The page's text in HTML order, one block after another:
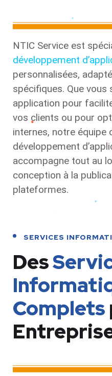
NTIC Service est
développement
personnalisées,
spécifiques. Que vous
application pour
vos clients ou pour
internes, notre équipe
développement
accompagne tout au
conception à la
plateformes.
SERVICES
Des
Complets